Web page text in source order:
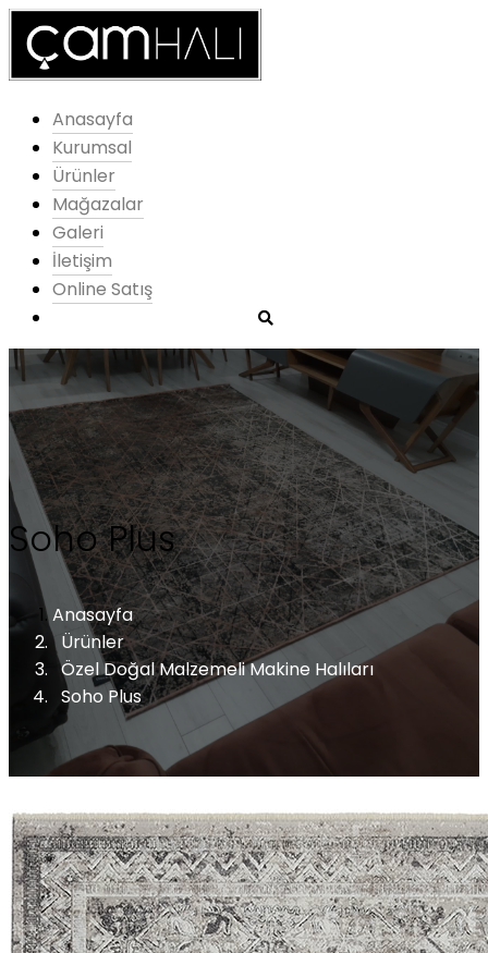
Anasayfa
Kurumsal
Ürünler
Mağazalar
Galeri
İletişim
Online Satış
Soho Plus
Anasayfa
Ürünler
Özel Doğal Malzemeli Makine Halıları
Soho Plus